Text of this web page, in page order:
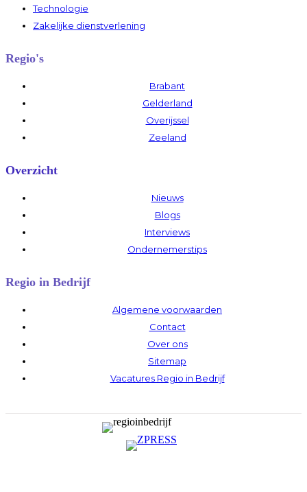
Technologie
Zakelijke dienstverlening
Regio's
Brabant
Gelderland
Overijssel
Zeeland
Overzicht
Nieuws
Blogs
Interviews
Ondernemerstips
Regio in Bedrijf
Algemene voorwaarden
Contact
Over ons
Sitemap
Vacatures Regio in Bedrijf